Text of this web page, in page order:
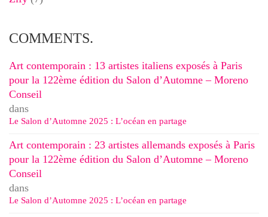
COMMENTS.
Art contemporain : 13 artistes italiens exposés à Paris
pour la 122ème édition du Salon d’Automne – Moreno
Conseil
dans
Le Salon d’Automne 2025 : L’océan en partage
Art contemporain : 23 artistes allemands exposés à Paris
pour la 122ème édition du Salon d’Automne – Moreno
Conseil
dans
Le Salon d’Automne 2025 : L’océan en partage